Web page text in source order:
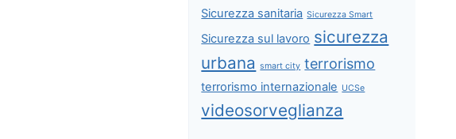
Sicurezza sanitaria Sicurezza Smart
Sicurezza sul lavoro sicurezza
urbana smart city terrorismo
terrorismo internazionale UCSe
videosorveglianza